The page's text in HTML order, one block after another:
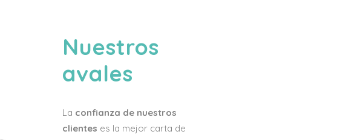
Nuestros
avales
La confianza de nuestros
clientes es la mejor carta de